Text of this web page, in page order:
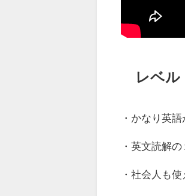
レベル
・かなり英
・英文読解
・社会人も使